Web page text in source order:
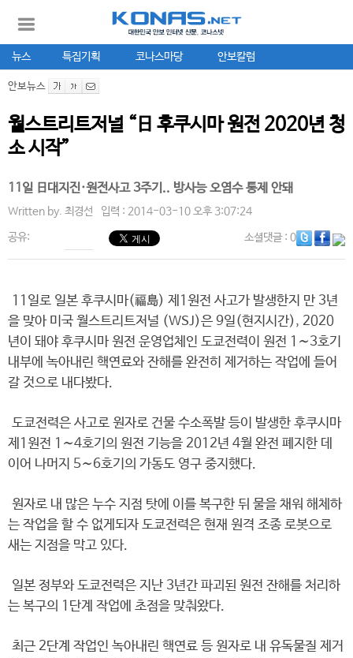
뉴스 특집기획 코나스마당 안보칼럼
안보뉴스
월스트리트저널 “日 후쿠시마 원전 2020년 청
소 시작”
11일 日대지진·원전사고 3주기.. 방사능 오염수 통제 안돼
Written by. 최경선 입력 : 2014-03-10 오후 3:07:24
공유: 소셜댓글: 0
11일로 일본 후쿠시마(福島) 제1원전 사고가 발생한지 만 3년
을 맞아 미국 월스트리트저널 (WSJ)은 9일(현지시간), 2020
년이 돼야 후쿠시마 원전 운영업체인 도쿄전력이 원전 1∼3호기
내부에 녹아내린 핵연료와 잔해를 완전히 제거하는 작업에 들어
갈 것으로 내다봤다.
도쿄전력은 사고로 원자로 건물 수소폭발 등이 발생한 후쿠시마
제1원전 1∼4호기의 원전 기능을 2012년 4월 완전 폐지한 데
이어 나머지 5∼6호기의 가동도 영구 중지했다.
원자로 내 많은 누수 지점 탓에 이를 복구한 뒤 물을 채워 해체하
는 작업을 할 수 없게되자 도쿄전력은 현재 원격 조종 로봇으로
새는 지점을 막고 있다.
일본 정부와 도쿄전력은 지난 3년간 파괴된 원전 잔해를 처리하
는 복구의 1단계 작업에 초점을 맞춰왔다.
최근 2단계 작업인 녹아내린 핵연료 등 원자로 내 유독물질 제거